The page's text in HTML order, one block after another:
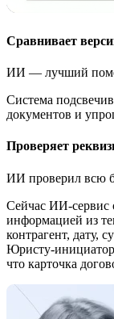
Сравнивает
ИИ — лучший
Система
документов и
Проверяет
ИИ проверил всю
Сейчас ИИ-сервис
информацией из
контрагент, дату,
Юристу-
что карточка